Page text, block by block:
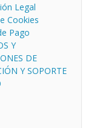
Legal
Cookies
Pago
Y
DE
Y SOPORTE